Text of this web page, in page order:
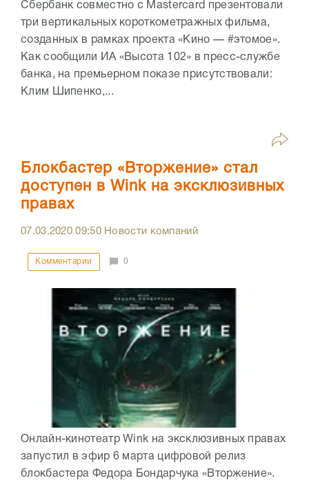
Сбербанк совместно с Mastercard презентовали
три вертикальных короткометражных фильма,
созданных в рамках проекта «Кино — #этомое».
Как сообщили ИА «Высота 102» в пресс-службе
банка, на премьерном показе присутствовали:
Клим Шипенко,...
Блокбастер «Вторжение» стал
доступен в Wink на эксклюзивных
правах
07.03.202009:50Новости компаний
Комментарии 0
Онлайн-кинотеатр Wink на эксклюзивных правах
запустил в эфир 6 марта цифровой релиз
блокбастера Федора Бондарчука «Вторжение».